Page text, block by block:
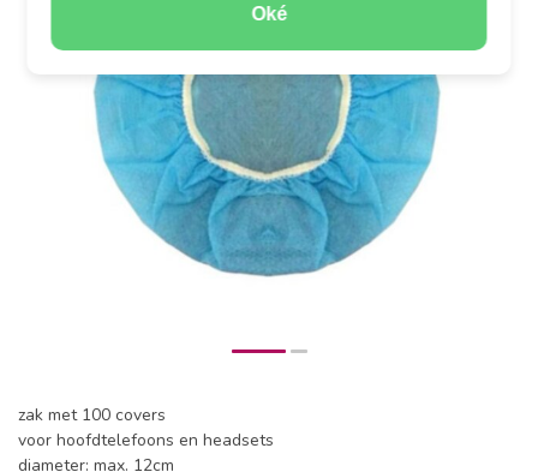
Oké
zak met 100 covers
voor hoofdtelefoons en headsets
diameter: max. 12cm